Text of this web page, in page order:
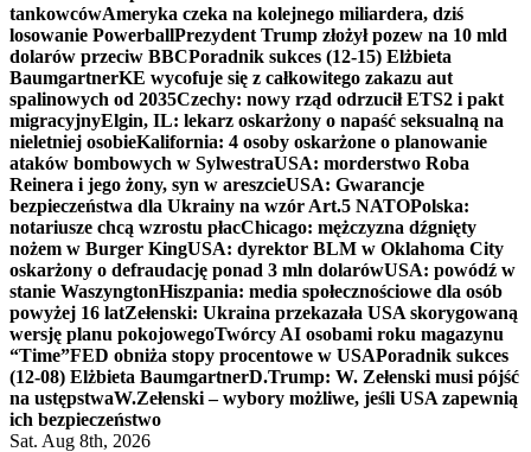
tankowcówAmeryka czeka na kolejnego miliardera, dziś
losowanie PowerballPrezydent Trump złożył pozew na 10 mld
dolarów przeciw BBCPoradnik sukces (12-15) Elżbieta
BaumgartnerKE wycofuje się z całkowitego zakazu aut
spalinowych od 2035Czechy: nowy rząd odrzucił ETS2 i pakt
migracyjnyElgin, IL: lekarz oskarżony o napaść seksualną na
nieletniej osobieKalifornia: 4 osoby oskarżone o planowanie
ataków bombowych w SylwestraUSA: morderstwo Roba
Reinera i jego żony, syn w areszcieUSA: Gwarancje
bezpieczeństwa dla Ukrainy na wzór Art.5 NATOPolska:
notariusze chcą wzrostu płacChicago: mężczyzna dźgnięty
nożem w Burger KingUSA: dyrektor BLM w Oklahoma City
oskarżony o defraudację ponad 3 mln dolarówUSA: powódź w
stanie WaszyngtonHiszpania: media społecznościowe dla osób
powyżej 16 latZełenski: Ukraina przekazała USA skorygowaną
wersję planu pokojowegoTwórcy AI osobami roku magazynu
“Time”FED obniża stopy procentowe w USAPoradnik sukces
(12-08) Elżbieta BaumgartnerD.Trump: W. Zełenski musi pójść
na ustępstwaW.Zełenski – wybory możliwe, jeśli USA zapewnią
ich bezpieczeństwo
Sat. Aug 8th, 2026